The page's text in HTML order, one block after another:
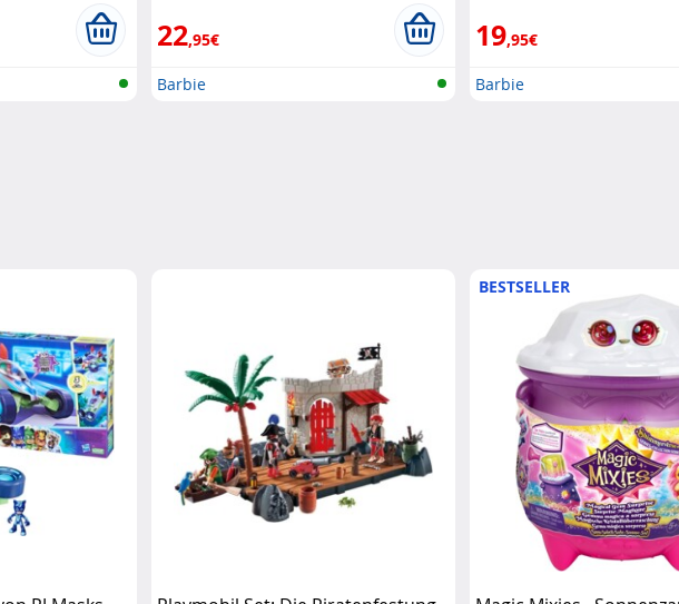
22,95€
Barbie
19,95€
Barbie
BESTSELLER